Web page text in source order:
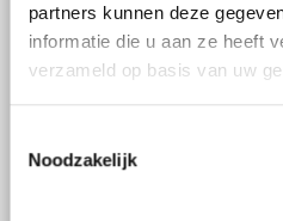
partners kunnen deze
informatie die u aan ze heeft
verzameld op basis van uw
Noodzakelijk